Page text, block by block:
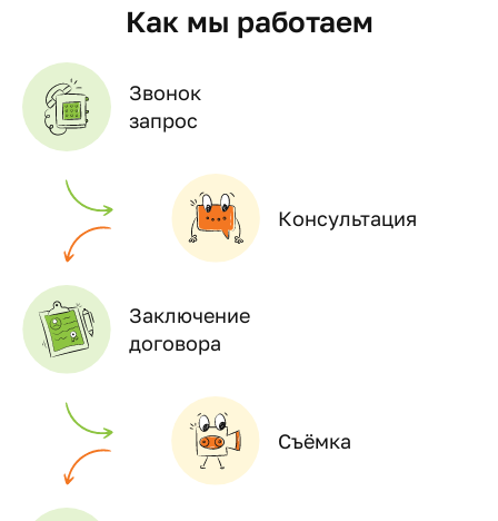
Как мы работаем
Звонок
запрос
Консультация
Заключение
договора
Съёмка